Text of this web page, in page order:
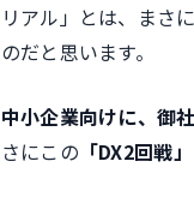
アル」とは、まさ
だと思います。
中小企業向けに、御
にこの 「DX2回戦」